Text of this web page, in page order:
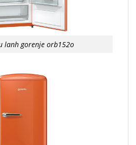
lanh gorenje orb152o